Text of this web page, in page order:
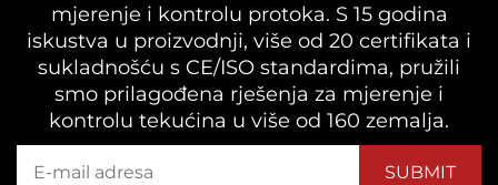
mjerenje i kontrolu protoka. S 15 godina
iskustva u proizvodnji, više od 20 certifikata i
sukladnošću s CE/ISO standardima, pružili
smo prilagođena rješenja za mjerenje i
kontrolu tekućina u više od 160 zemalja.